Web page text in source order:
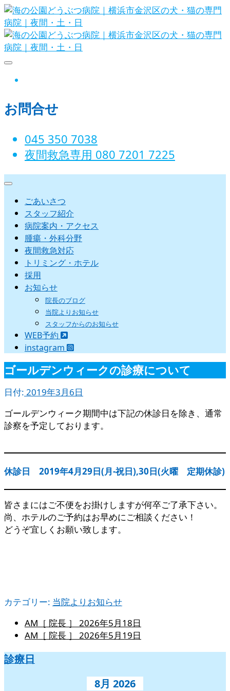
Skip
to
content
日
お問合せ
045 350 7038‬
夜間救急専用 080 7201 7225‬
ごあいさつ
スタッフ紹介
病院案内・アクセス
腫瘍・外科分野
夜間救急対応
トリミング・ホテル
採用
お知らせ
院長のブログ
当院よりお知らせ
スタッフからのお知らせ
WEB予約
instagram
ゴールデンウィークの診療について
日付: 2019年3月6日
ゴールデンウィーク期間中は下記の休診日を除き、通常
診察を予定しております。
休診日 2019年4月29日(月-祝日),30日(火曜 定期休診)
皆さまにはご不便をお掛けしますが何卒ご了承下さい。
尚、ホテルのご予約はお早めにご相談ください！
どうぞ宜しくお願い致します。
カテゴリー: 当院よりお知らせ
AM［ 院長 ］ 2026年5月18日
AM［ 院長 ］ 2026年5月19日
診療日
8月 2026